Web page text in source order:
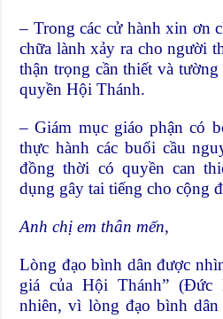
– Trong các cử hành xin ơn
chữa lành xảy ra cho người
thận trọng cần thiết và
quyền Hội Thánh.
– Giám mục giáo phận có
thực hành các buổi cầu
đồng thời có quyền can
dụng gây tai tiếng cho cộng
Anh chị em thân mến,
Lòng đạo bình dân được
giá của Hội Thánh” (Đức
nhiên, vì lòng đạo bình dân